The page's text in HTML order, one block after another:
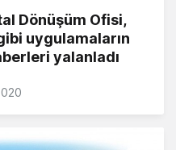
Dönüşüm Ofisi,
uygulamaların
yalanladı